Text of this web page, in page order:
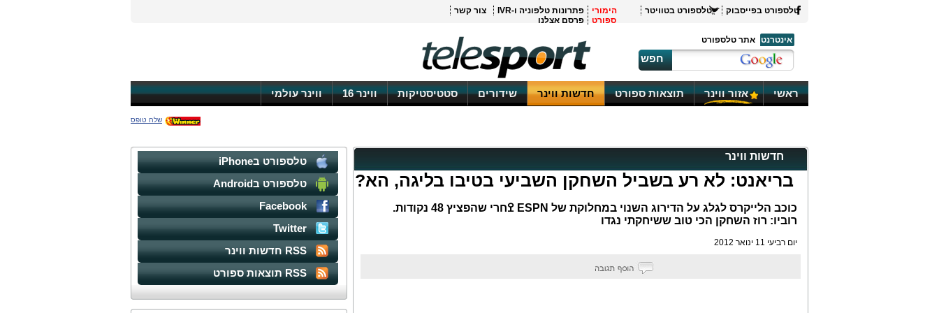
טלספורט בפייסבוק טלספורט בטוויטר
הימורי
ספורט
פתרונות טלפוניה ו-IVR
צור קשר
פרסם אצלנו
אינטרנט
אתר טלספורט
חפש
ראשי אזור ווינר תוצאות ספורט חדשות ווינר שידורים סטטיסטיקות ווינר 16 ווינר עולמי
שלח טופס
חדשות ווינר
בריאנט: לא רע בשביל השחקן השביעי בטיבו בליגה, הא?
כוכב הלייקרס לגלג על הדירוג השנוי במחלוקת של ESPN ߐחרי שהפציץ 48 נקודות.
רוביו: רוז השחקן הכי טוב ששיחקתי נגדו
יום רביעי 11 ינואר 2012
טלספורט בiPhone
טלספורט בAndroid
Facebook
Twitter
RSS חדשות ווינר
RSS תוצאות ספורט